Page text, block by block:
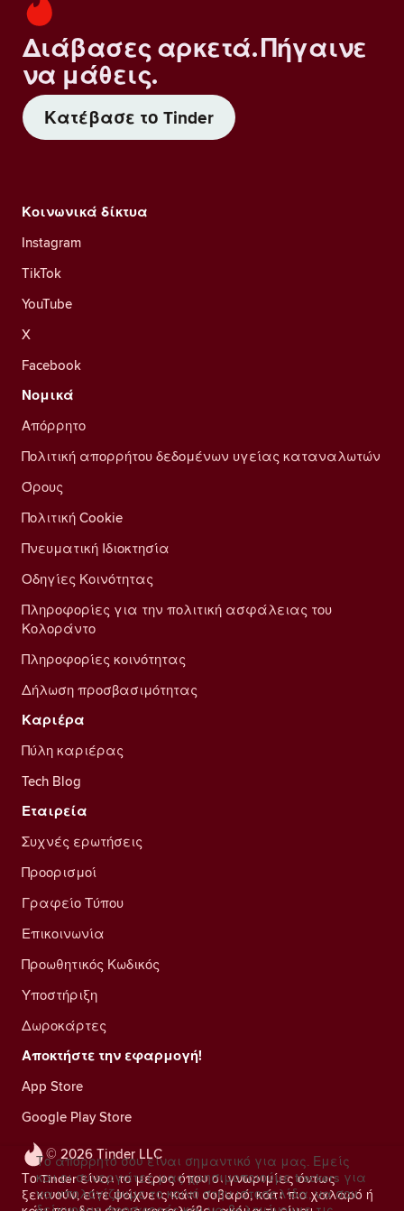
Διάβασες αρκετά. Πήγαινε
να μάθεις.
Κατέβασε το Tinder
© 2026 Tinder LLC
Το Tinder είναι το μέρος όπου οι γνωριμίες όντως
ξεκινούν, είτε ψάχνεις κάτι σοβαρό, κάτι πιο χαλαρό ή
Κοινωνικά δίκτυα
Instagram
TikTok
YouTube
X
Facebook
Νομικά
Απόρρητο
Πολιτική απορρήτου δεδομένων υγείας καταναλωτών
Όρους
Πολιτική Cookie
Πνευματική Ιδιοκτησία
Οδηγίες Κοινότητας
Πληροφορίες για την πολιτική ασφάλειας του
Κολοράντο
Πληροφορίες κοινότητας
Δήλωση προσβασιμότητας
Καριέρα
Πύλη καριέρας
Tech Blog
Εταιρεία
Συχνές ερωτήσεις
Προορισμοί
Γραφείο Τύπου
Επικοινωνία
Προωθητικός Κωδικός
Υποστήριξη
Δωροκάρτες
Αποκτήστε την εφαρμογή!
App Store
Google Play Store
Το απόρρητό σου είναι σημαντικό για μας. Εμείς
και οι συνεργάτες μας χρησιμοποιούμε trackers για
να υπολογίζουμε το κοινό στην ιστοσελίδα, να σου